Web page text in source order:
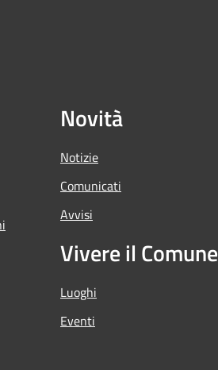
Novità
Notizie
Comunicati
Avvisi
Vivere il Comune
Luoghi
Eventi